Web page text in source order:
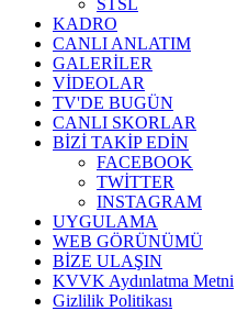
STSL
KADRO
CANLI ANLATIM
GALERİLER
VİDEOLAR
TV'DE BUGÜN
CANLI SKORLAR
BİZİ TAKİP EDİN
FACEBOOK
TWİTTER
INSTAGRAM
UYGULAMA
WEB GÖRÜNÜMÜ
BİZE ULAŞIN
KVVK Aydınlatma Metni
Gizlilik Politikası